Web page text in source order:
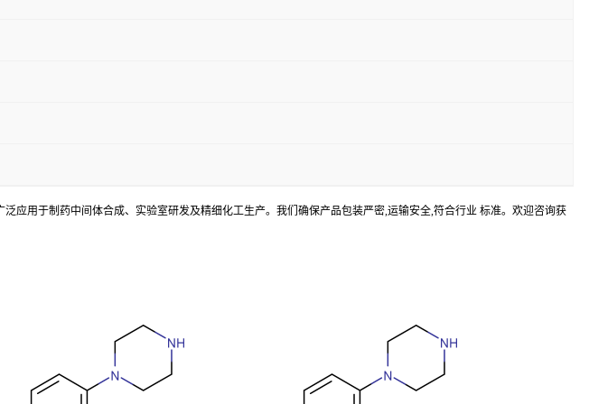
应用于制药中间体合成、实验室研发及精细化工生产。我们确保产品包装严密,运输安全,符合行业 标准。欢迎咨询获